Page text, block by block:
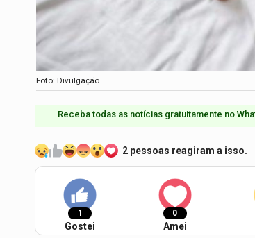
Foto: Divulgação
Receba todas as notícias gratuitamente no
2 pessoas reagiram a isso.
1
Gostei
0
Amei